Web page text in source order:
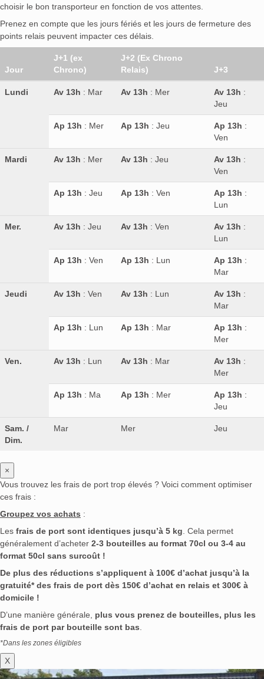
choisir le bon transporteur en fonction de vos attentes.
Prenez en compte que les jours fériés et les jours de fermeture des
points relais peuvent impacter ces délais.
Jour
J+1 (ex
Chrono)
J+2 (Ex Chrono
Relais)
J+3
Lundi Av 13h : Mar Av 13h : Mer Av 13h :
Jeu
Ap 13h : Mer Ap 13h : Jeu Ap 13h :
Ven
Mardi Av 13h : Mer Av 13h : Jeu Av 13h :
Ven
Ap 13h : Jeu Ap 13h : Ven Ap 13h :
Lun
Mer. Av 13h : Jeu Av 13h : Ven Av 13h :
Lun
Ap 13h : Ven Ap 13h : Lun Ap 13h :
Mar
Jeudi Av 13h : Ven Av 13h : Lun Av 13h :
Mar
Ap 13h : Lun Ap 13h : Mar Ap 13h :
Mer
Ven. Av 13h : Lun Av 13h : Mar Av 13h :
Mer
Ap 13h : Ma Ap 13h : Mer Ap 13h :
Jeu
Sam. /
Dim.
Mar Mer Jeu
×
Vous trouvez les frais de port trop élevés ? Voici comment optimiser
ces frais :
Groupez vos achats :
Les frais de port sont identiques jusqu’à 5 kg. Cela permet
généralement d’acheter 2-3 bouteilles au format 70cl ou 3-4 au
format 50cl sans surcoût !
De plus des réductions s’appliquent à 100€ d’achat jusqu’à la
gratuité* des frais de port dès 150€ d’achat en relais et 300€ à
domicile !
D’une manière générale, plus vous prenez de bouteilles, plus les
frais de port par bouteille sont bas.
*Dans les zones éligibles
X